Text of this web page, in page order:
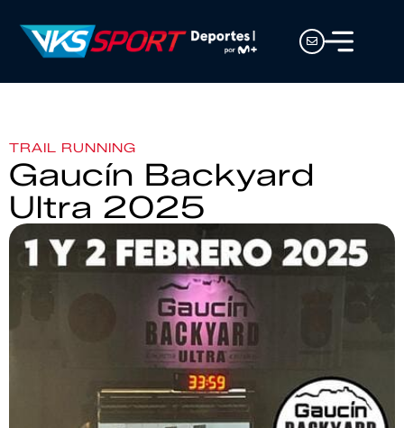
TRAIL RUNNING
Gaucín Backyard
Ultra 2025